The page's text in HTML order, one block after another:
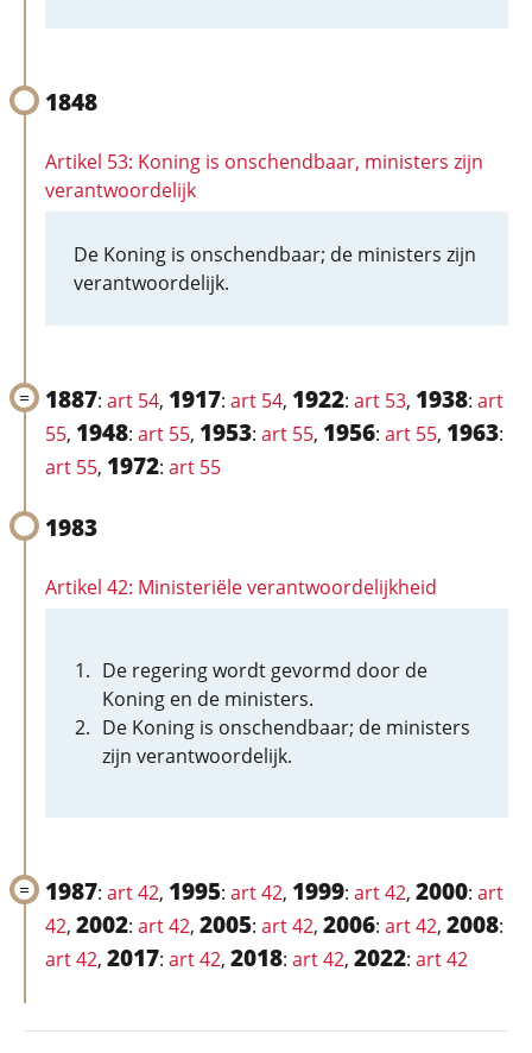
1848
Artikel 53: Koning is onschendbaar, ministers zijn
verantwoordelijk
De Koning is onschendbaar; de ministers zijn
verantwoordelijk.
1887: art 54, 1917: art 54, 1922: art 53, 1938: art
55, 1948: art 55, 1953: art 55, 1956: art 55, 1963:
art 55, 1972: art 55
1983
Artikel 42: Ministeriële verantwoordelijkheid
De regering wordt gevormd door de
Koning en de ministers.
De Koning is onschendbaar; de ministers
zijn verantwoordelijk.
1987: art 42, 1995: art 42, 1999: art 42, 2000: art
42, 2002: art 42, 2005: art 42, 2006: art 42, 2008:
art 42, 2017: art 42, 2018: art 42, 2022: art 42